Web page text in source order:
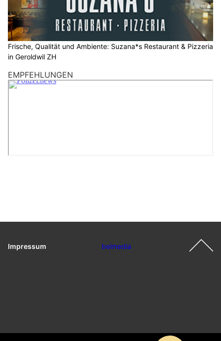
Frische, Qualität und Ambiente: Suzana*s Restaurant & Pizzeria
in Geroldwil ZH
EMPFEHLUNGEN
Impressum belmedia